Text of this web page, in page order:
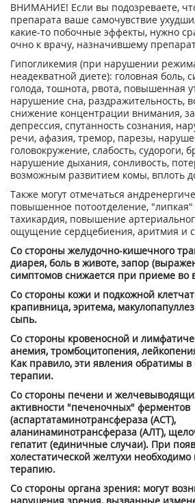
ВНИМАНИЕ! Если вы подозреваете,
препарата ваше самочувствие
какие-то побочные эффекты, нужно
очно к врачу, назначившему
Гипогликемия (при нарушении
неадекватной диете): головная боль,
голода, тошнота, рвота, повышенная
нарушение сна, раздражительность,
снижение концентрации внимания,
депрессия, спутанность сознания,
речи, афазия, тремор, парезы,
головокружение, слабость, судороги,
нарушение дыхания, сонливость,
возможным развитием комы, вплоть
Также могут отмечаться
повышенное потоотделение, "липкая"
тахикардия, повышение
ощущение сердцебиения, аритмия и
Со стороны желудочно-кишечного
диарея, боль в животе, запор
симптомов снижается при приеме во
Со стороны кожи и подкожной
крапивница, эритема,
сыпь.
Со стороны кровеносной и
анемия, тромбоцитопения,
Как правило, эти явления обратимы
терапии.
Со стороны печени и
активности "печеночных" ферментов
(аспартатаминотрансфераза (ACT),
аланинаминотрансфераза (АЛТ),
гепатит (единичные случаи). При
холестатической желтухи необходимо
терапию.
Со стороны органа зрения: могут